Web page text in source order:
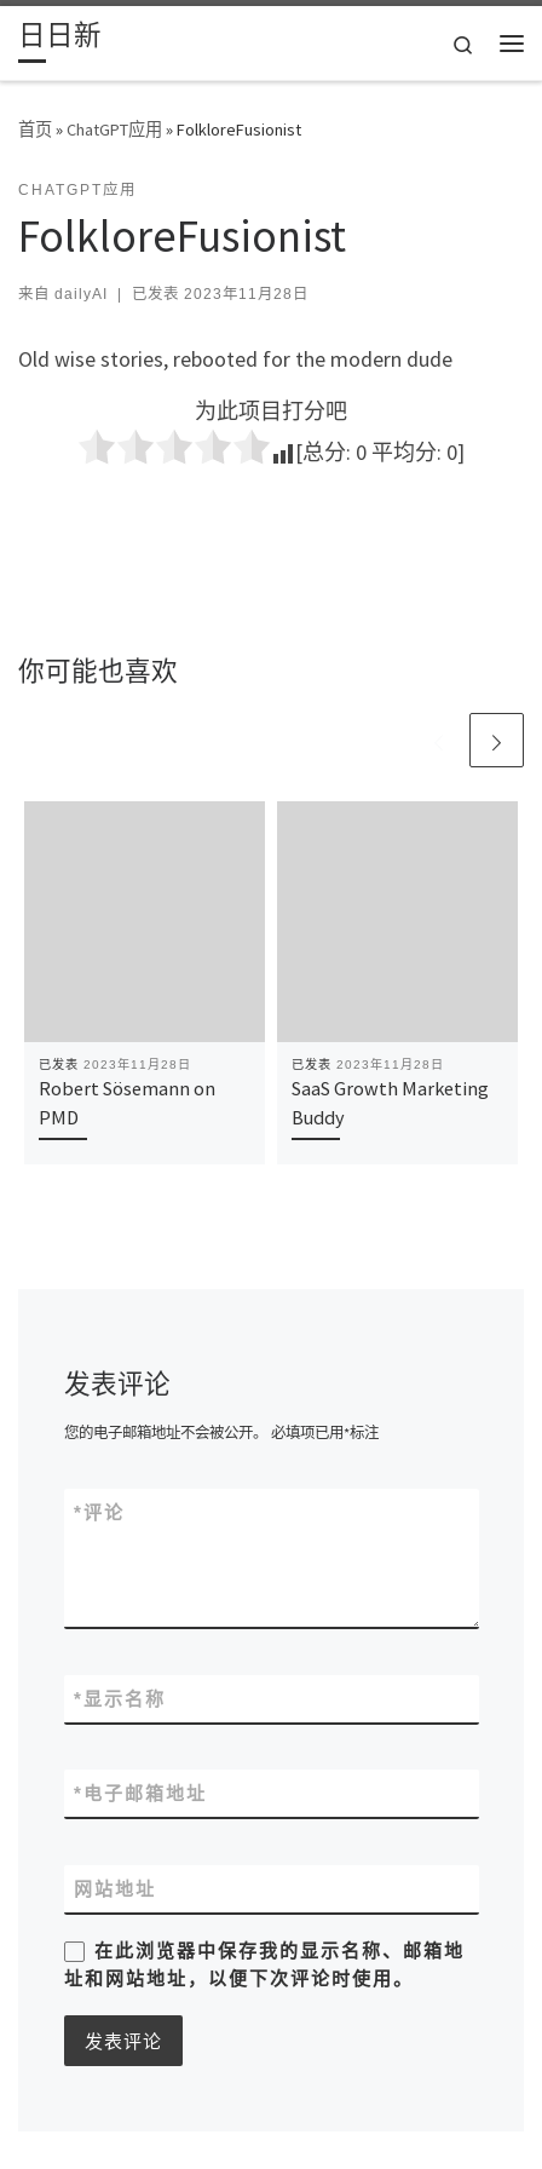
Skip to content
日日新
Search
首页»ChatGPT应用 »FolkloreFusionist
CHATGPT应用
FolkloreFusionist
来自 dailyAI | 已发表 2023年11月28日
Old wise stories, rebooted for the modern dude
为此项目打分吧
[总分: 0 平均分: 0]
你可能也喜欢
已发表 2023年11月28日
Robert Sösemann on
PMD
已发表 2023年11月28日
SaaS Growth Marketing
Buddy
发表评论
您的电子邮箱地址不会被公开。 必填项已用*标注
评论
*
显示名称
*
电子邮箱地址
*
网站地址
在此浏览器中保存我的显示名称、邮箱地
址和网站地址，以便下次评论时使用。